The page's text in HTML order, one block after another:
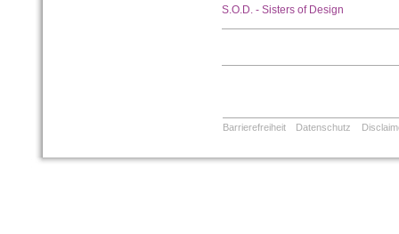
S.O.D. - Sisters of Design
Barrierefreiheit Datenschutz